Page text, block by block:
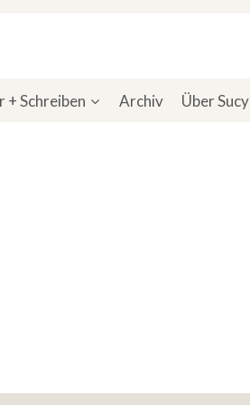
+ Schreiben Archiv Über Sucy